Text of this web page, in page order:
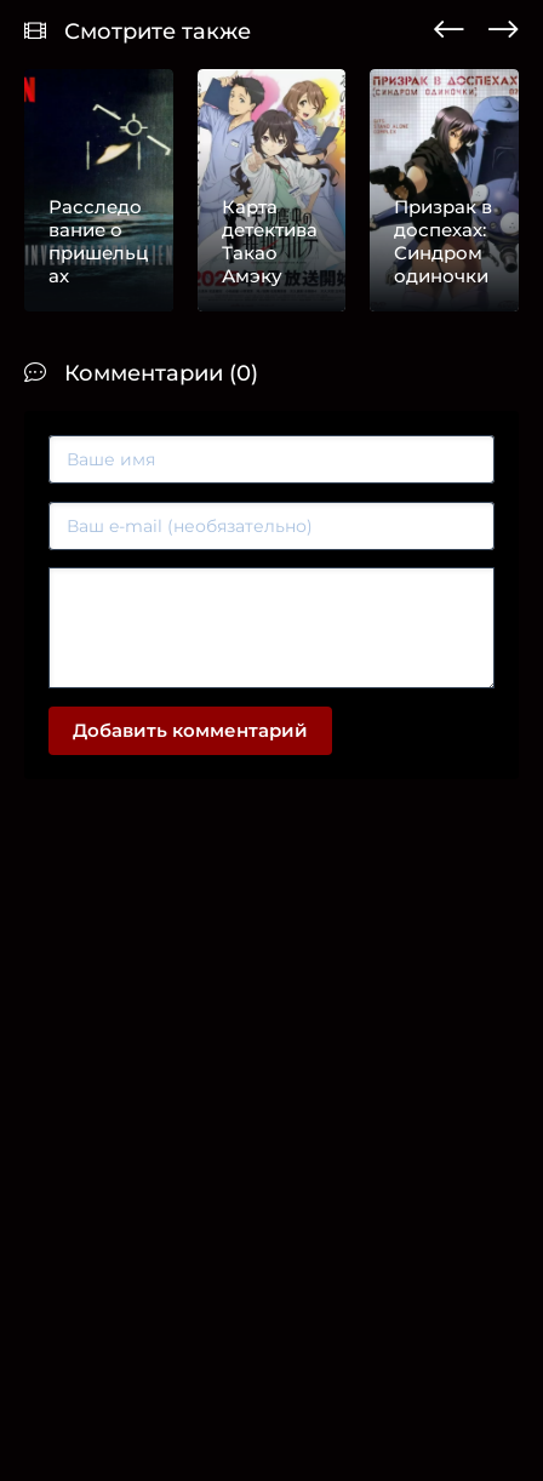
Смотрите также
Расследо
вание о
пришельц
ах
Карта
детектива
Такао
Амэку
Призрак в
доспехах:
Синдром
одиночки
Комментарии (0)
Добавить комментарий